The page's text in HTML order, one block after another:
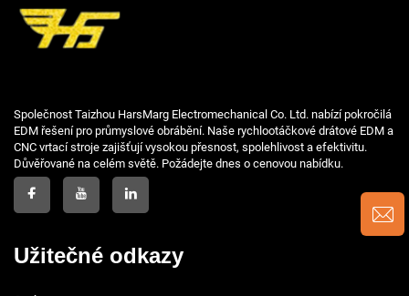
Společnost Taizhou HarsMarg Electromechanical Co. Ltd. nabízí pokročilá
EDM řešení pro průmyslové obrábění. Naše rychlootáčkové drátové EDM a
CNC vrtací stroje zajišťují vysokou přesnost, spolehlivost a efektivitu.
Důvěřované na celém světě. Požádejte dnes o cenovou nabídku.
Užitečné odkazy